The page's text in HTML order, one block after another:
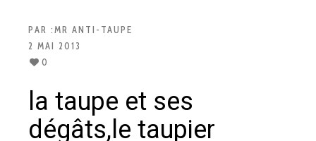
PAR :MR ANTI-TAUPE
2 MAI 2013
0
la taupe et ses
dégâts,le taupier